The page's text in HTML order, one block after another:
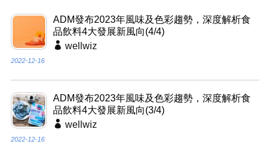
ADM發布2023年風味及色彩趨勢，深度解析食
品飲料4大發展新風向(4/4)
wellwiz
2022-12-16
ADM發布2023年風味及色彩趨勢，深度解析食
品飲料4大發展新風向(3/4)
wellwiz
2022-12-16